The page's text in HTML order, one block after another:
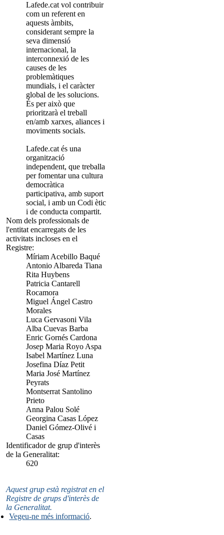
Lafede.cat vol contribuir
com un referent en
aquests àmbits,
considerant sempre la
seva dimensió
internacional, la
interconnexió de les
causes de les
problemàtiques
mundials, i el caràcter
global de les solucions.
És per això que
prioritzarà el treball
en/amb xarxes, aliances i
moviments socials.
Lafede.cat és una
organització
independent, que treballa
per fomentar una cultura
democràtica
participativa, amb suport
social, i amb un Codi ètic
i de conducta compartit.
Nom dels professionals de
l'entitat encarregats de les
activitats incloses en el
Registre:
Míriam Acebillo Baqué
Antonio Albareda Tiana
Rita Huybens
Patricia Cantarell
Rocamora
Miguel Ángel Castro
Morales
Luca Gervasoni Vila
Alba Cuevas Barba
Enric Gornés Cardona
Josep Maria Royo Aspa
Isabel Martínez Luna
Josefina Díaz Petit
Maria José Martínez
Peyrats
Montserrat Santolino
Prieto
Anna Palou Solé
Georgina Casas López
Daniel Gómez-Olivé i
Casas
Identificador de grup d'interès
de la Generalitat:
620
Aquest grup està registrat en el
Registre de grups d'interès de
la Generalitat.
Vegeu-ne més informació.